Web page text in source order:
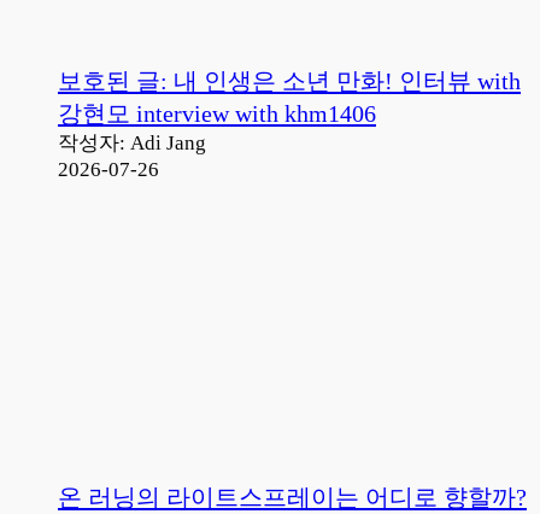
보호된 글: 내 인생은 소년 만화! 인터뷰 with
강현모 interview with khm1406
작성자: Adi Jang
2026-07-26
온 러닝의 라이트스프레이는 어디로 향할까?